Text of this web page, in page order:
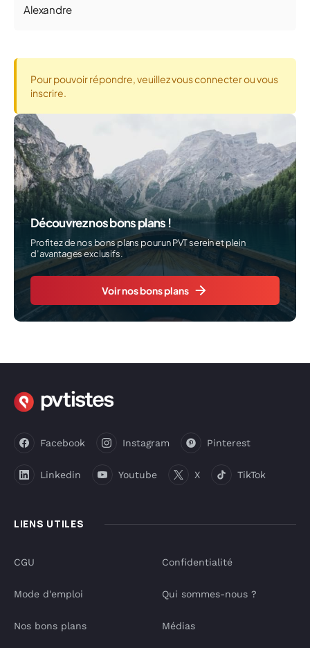
Alexandre
Pour pouvoir répondre, veuillez vous connecter ou vous
inscrire.
Découvrez nos bons plans !
Profitez de nos bons plans pour un PVT serein et plein
d’avantages exclusifs.
Voir nos bons plans
LIENS UTILES
Facebook Instagram Pinterest
Linkedin Youtube X TikTok
CGU
Mode d'emploi
Nos bons plans
Confidentialité
Qui sommes-nous ?
Médias